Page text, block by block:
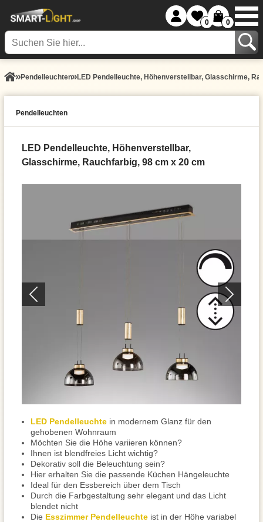
0 0
Pendel­leuchten LED Pendelleuchte, Höhenverstellbar, Glasschirme,
Pendel­leuchten
LED Pendelleuchte, Höhenverstellbar,
Glasschirme, Rauchfarbig, 98 cm x 20 cm
LED Pendelleuchte in modernem Glanz für den
gehobenen Wohnraum
Möchten Sie die Höhe variieren können?
Ihnen ist blendfreies Licht wichtig?
Dekorativ soll die Beleuchtung sein?
Hier erhalten Sie die passende Küchen Hängeleuchte
Ideal für den Essbereich über dem Tisch
Durch die Farbgestaltung sehr elegant und das Licht
blendet nicht
Die Esszimmer Pendelleuchte ist in der Höhe variabel